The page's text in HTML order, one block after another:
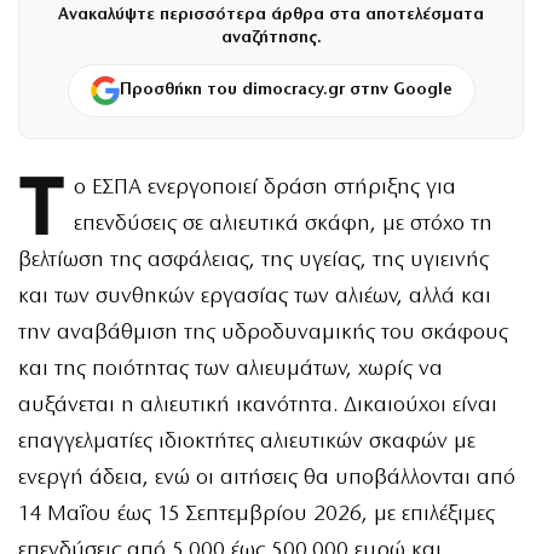
Ανακαλύψτε περισσότερα άρθρα στα αποτελέσματα
αναζήτησης.
Προσθήκη του dimocracy.gr στην Google
Τ ο ΕΣΠΑ ενεργοποιεί δράση στήριξης για
επενδύσεις σε αλιευτικά σκάφη, με στόχο τη
βελτίωση της ασφάλειας, της υγείας, της υγιεινής
και των συνθηκών εργασίας των αλιέων, αλλά και
την αναβάθμιση της υδροδυναμικής του σκάφους
και της ποιότητας των αλιευμάτων, χωρίς να
αυξάνεται η αλιευτική ικανότητα. Δικαιούχοι είναι
επαγγελματίες ιδιοκτήτες αλιευτικών σκαφών με
ενεργή άδεια, ενώ οι αιτήσεις θα υποβάλλονται από
14 Μαΐου έως 15 Σεπτεμβρίου 2026, με επιλέξιμες